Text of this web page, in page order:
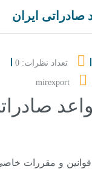
صادراتی ایران
تعداد نظرات: 0
mirexport
قوانین و مقررات